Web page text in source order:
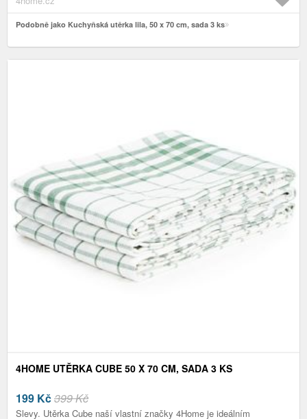
Podobně jako Kuchyňská utěrka lila, 50 x 70 cm, sada 3 ks
4HOME UTĚRKA CUBE 50 X 70 CM, SADA 3 KS
199 Kč399 Kč
Slevy. Utěrka Cube naší vlastní značky 4Home je ideálním